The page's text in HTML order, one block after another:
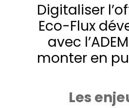
Digitaliser
Eco-Flux
avec
monter en
Les